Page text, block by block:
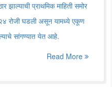
प्राथमिक माहिती समोर
रोजी घडली असून यामध्ये एकूण
सांगण्यात येत आहे.
Read More